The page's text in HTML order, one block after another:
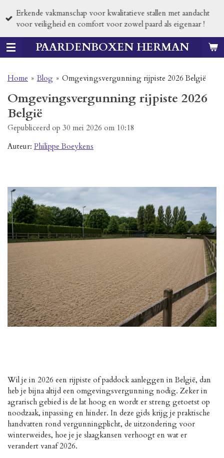
direct
de
hoofdinhoudPAARDENBOXEN HERMAN
Erkende vakmanschap voor kwalitatieve stallen met aandacht
voor veiligheid en comfort voor zowel paard als eigenaar !
Home » Blog » Omgevingsvergunning rijpiste 2026 België
Omgevingsvergunning rijpiste 2026
België
Gepubliceerd op 30 mei 2026 om 10:18
Auteur: Philippe Boeykens
Wil je in 2026 een rijpiste of paddock aanleggen in België, dan
heb je bijna altijd een omgevingsvergunning nodig. Zeker in
agrarisch gebied is de lat hoog en wordt er streng getoetst op
noodzaak, inpassing en hinder. In deze gids krijg je praktische
handvatten rond vergunningplicht, de uitzondering voor
winterweides, hoe je je slaagkansen verhoogt en wat er
verandert vanaf 2026.